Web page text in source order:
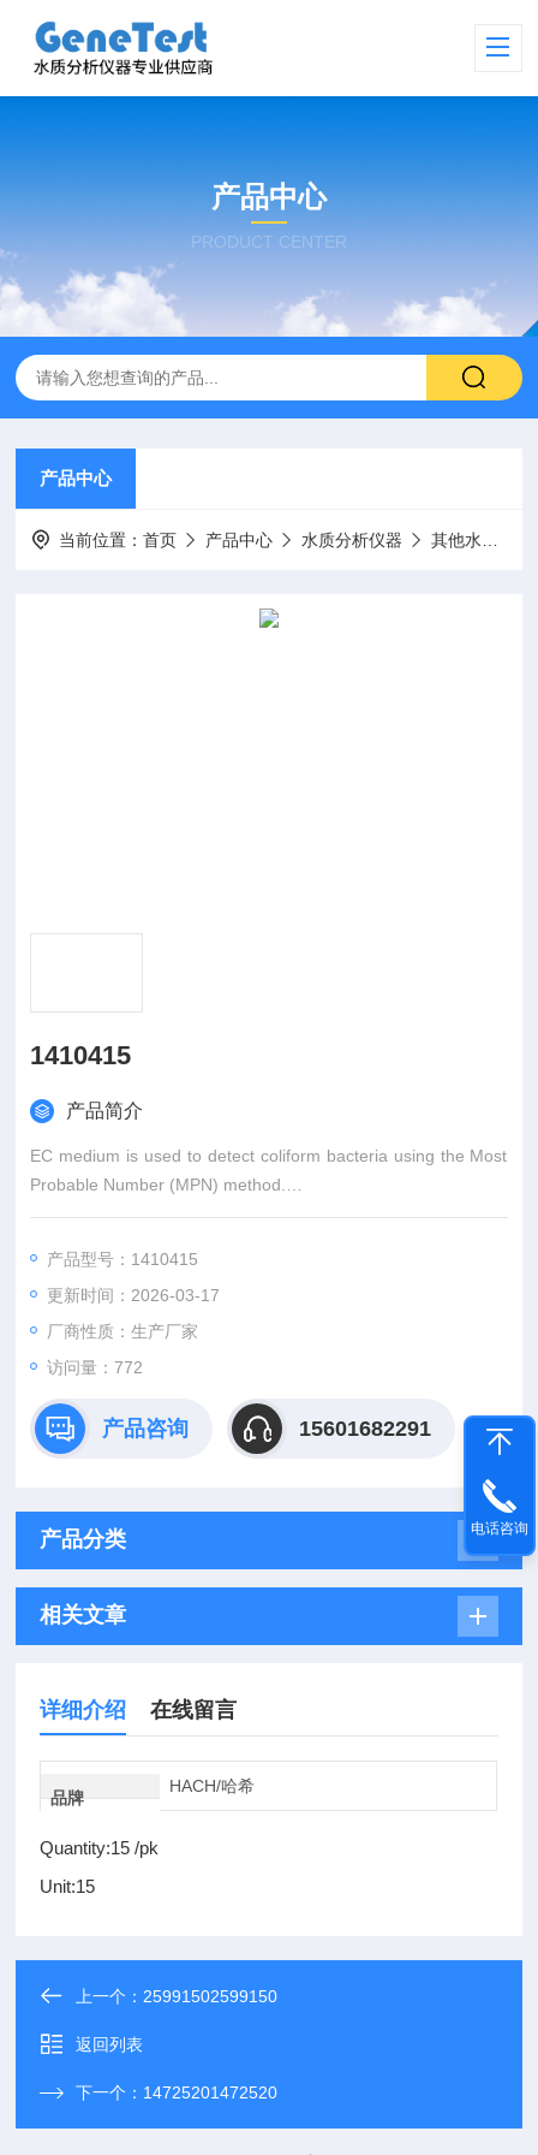
产品中心
PRODUCT CENTER
产品中心
当前位置：首页 产品中心 水质分析仪器 其他水质分析仪及配件
1410415
产品简介
EC medium is used to detect coliform bacteria using the Most
Probable Number (MPN) method.
minimal training requirements.
产品型号：1410415
更新时间：2026-03-17
厂商性质：生产厂家
访问量：772
产品咨询 15601682291
产品分类
相关文章
详细介绍 在线留言
品牌
HACH/哈希
Quantity:15 /pk
Unit:15
上一个： 25991502599150
返回列表
下一个： 14725201472520
电话咨询